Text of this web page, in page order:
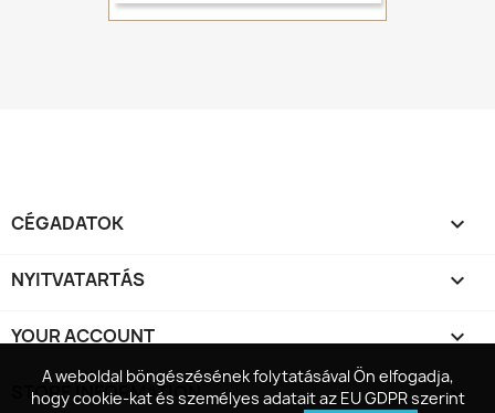
A weboldal böngészésének folytatásával Ön elfogadja,
hogy cookie-kat és személyes adatait az EU GDPR szerint
CÉGADATOK 
NYITVATARTÁS 
YOUR ACCOUNT 
STORE INFORMATION keyboard_arrow_down
A weboldal böngészésének folytatásával Ön elfogadja,
hogy cookie-kat és személyes adatait az EU GDPR szerint